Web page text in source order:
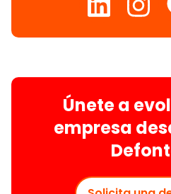
Únete a
empresa